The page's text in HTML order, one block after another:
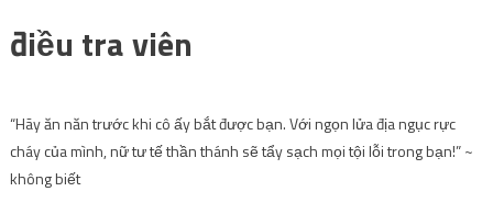
điều tra viên
“Hãy ăn năn trước khi cô ấy bắt được bạn. Với ngọn lửa địa ngục rực
cháy của mình, nữ tư tế thần thánh sẽ tẩy sạch mọi tội lỗi trong bạn!” ~
không biết